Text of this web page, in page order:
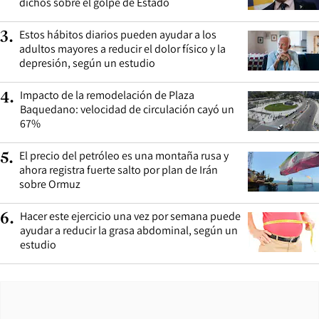
3. Estos hábitos diarios pueden ayudar a los
adultos mayores a reducir el dolor físico y la
depresión, según un estudio
4. Impacto de la remodelación de Plaza
Baquedano: velocidad de circulación cayó un
67%
5. El precio del petróleo es una montaña rusa y
ahora registra fuerte salto por plan de Irán
sobre Ormuz
6. Hacer este ejercicio una vez por semana puede
ayudar a reducir la grasa abdominal, según un
estudio